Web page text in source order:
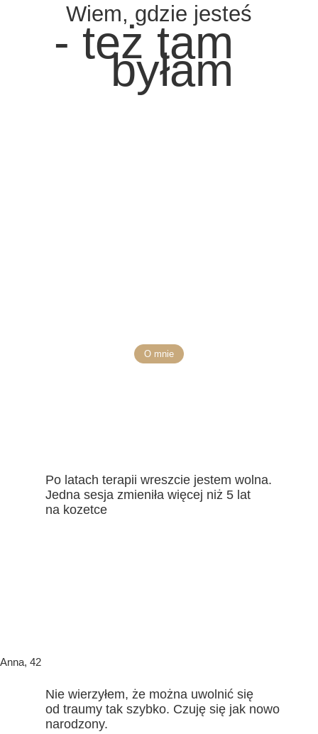
Wiem, gdzie jesteś
- też tam
byłam
O mnie
Po latach terapii wreszcie jestem wolna.
Jedna sesja zmieniła więcej niż 5 lat
na kozetce
Anna, 42
Nie wierzyłem, że można uwolnić się
od traumy tak szybko. Czuję się jak nowo
narodzony.